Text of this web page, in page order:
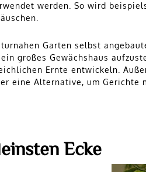
werden. So wird
Garten selbst
großes Gewächshaus
Ernte entwickeln.
eine Alternative, um Gerichte
Ecke